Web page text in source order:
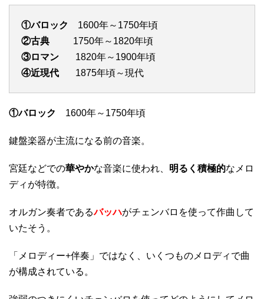
①バロック 1600年～1750年頃
②古典 1750年～1820年頃
③ロマン 1820年～1900年頃
④近現代 1875年頃～現代
①バロック 1600年～1750年頃
鍵盤楽器が主流になる前の音楽。
宮廷などでの華やかな音楽に使われ、 明るく積極的なメロ
ディが特徴。
オルガン奏者であるバッハがチェンバロを使って作曲して
いたそう。
「メロディー+伴奏」ではなく、いくつものメロディで曲
が構成されている。